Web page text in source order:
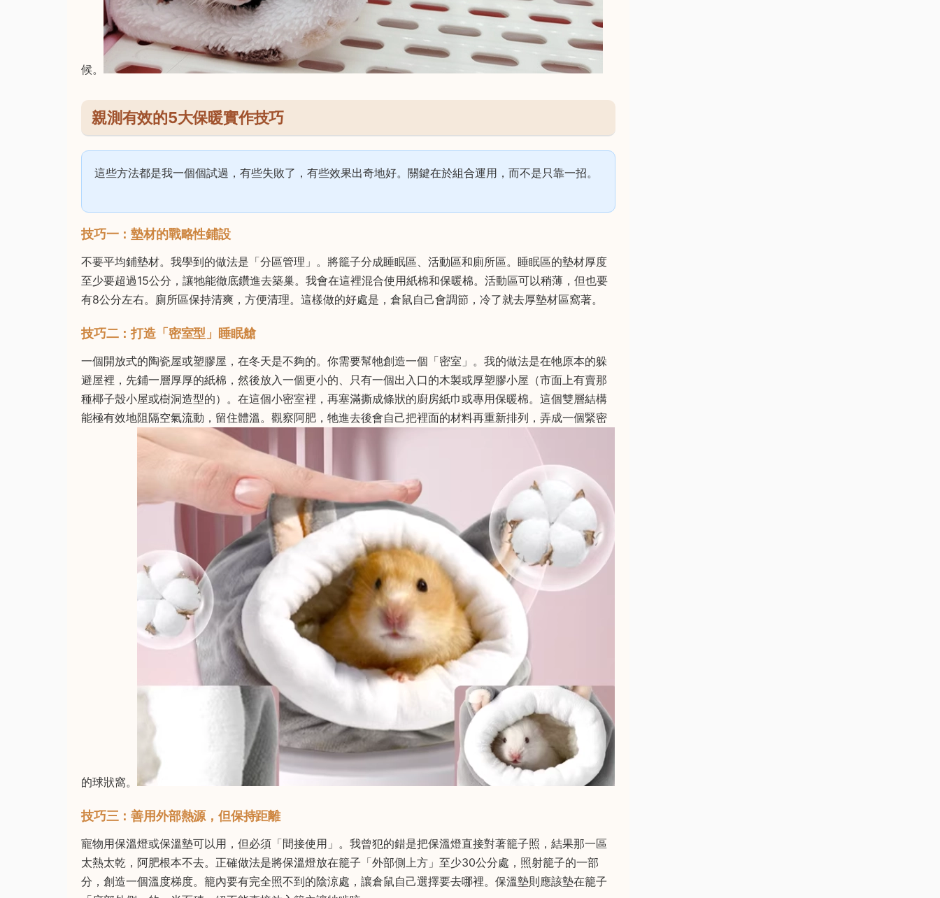
候。
親測有效的5大保暖實作技巧
這些方法都是我一個個試過，有些失敗了，有些效果出奇地好。關鍵在於組合運用，而不是只靠一招。
技巧一：墊材的戰略性鋪設
不要平均鋪墊材。我學到的做法是「分區管理」。將籠子分成睡眠區、活動區和廁所區。睡眠區的墊材厚度
至少要超過15公分，讓牠能徹底鑽進去築巢。我會在這裡混合使用紙棉和保暖棉。活動區可以稍薄，但也要
有8公分左右。廁所區保持清爽，方便清理。這樣做的好處是，倉鼠自己會調節，冷了就去厚墊材區窩著。
技巧二：打造「密室型」睡眠艙
一個開放式的陶瓷屋或塑膠屋，在冬天是不夠的。你需要幫牠創造一個「密室」。我的做法是在牠原本的躲
避屋裡，先鋪一層厚厚的紙棉，然後放入一個更小的、只有一個出入口的木製或厚塑膠小屋（市面上有賣那
種椰子殼小屋或樹洞造型的）。在這個小密室裡，再塞滿撕成條狀的廚房紙巾或專用保暖棉。這個雙層結構
能極有效地阻隔空氣流動，留住體溫。觀察阿肥，牠進去後會自己把裡面的材料再重新排列，弄成一個緊密
的球狀窩。
技巧三：善用外部熱源，但保持距離
寵物用保溫燈或保溫墊可以用，但必須「間接使用」。我曾犯的錯是把保溫燈直接對著籠子照，結果那一區
太熱太乾，阿肥根本不去。正確做法是將保溫燈放在籠子「外部側上方」至少30公分處，照射籠子的一部
分，創造一個溫度梯度。籠內要有完全照不到的陰涼處，讓倉鼠自己選擇要去哪裡。保溫墊則應該墊在籠子